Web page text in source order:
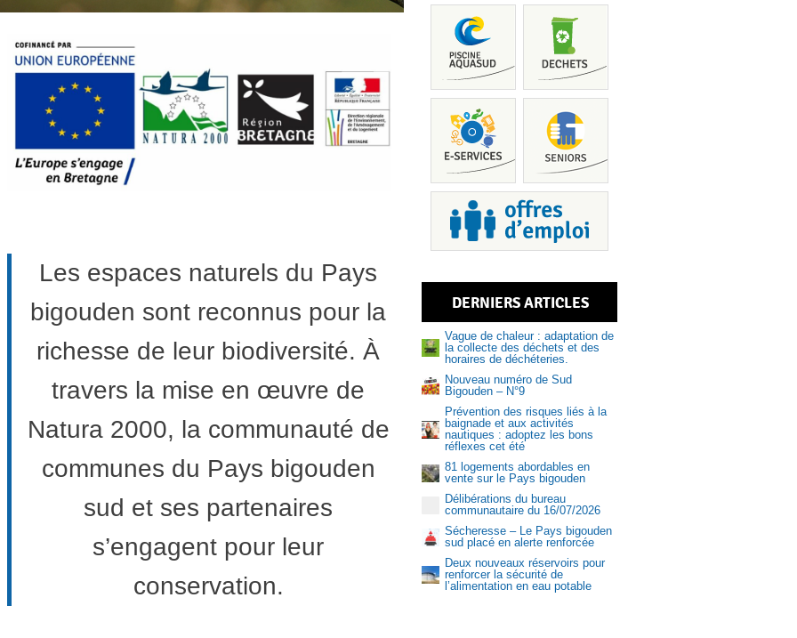
Les espaces naturels du Pays
bigouden sont reconnus pour la
richesse de leur biodiversité. À
travers la mise en œuvre de
Natura 2000, la communauté de
communes du Pays bigouden
sud et ses partenaires
s’engagent pour leur
conservation.
DERNIERS ARTICLES
Vague de chaleur : adaptation de
la collecte des déchets et des
horaires de déchéteries.
Nouveau numéro de Sud
Bigouden – N°9
Prévention des risques liés à la
baignade et aux activités
nautiques : adoptez les bons
réflexes cet été
81 logements abordables en
vente sur le Pays bigouden
Délibérations du bureau
communautaire du 16/07/2026
Sécheresse – Le Pays bigouden
sud placé en alerte renforcée
Deux nouveaux réservoirs pour
renforcer la sécurité de
l’alimentation en eau potable